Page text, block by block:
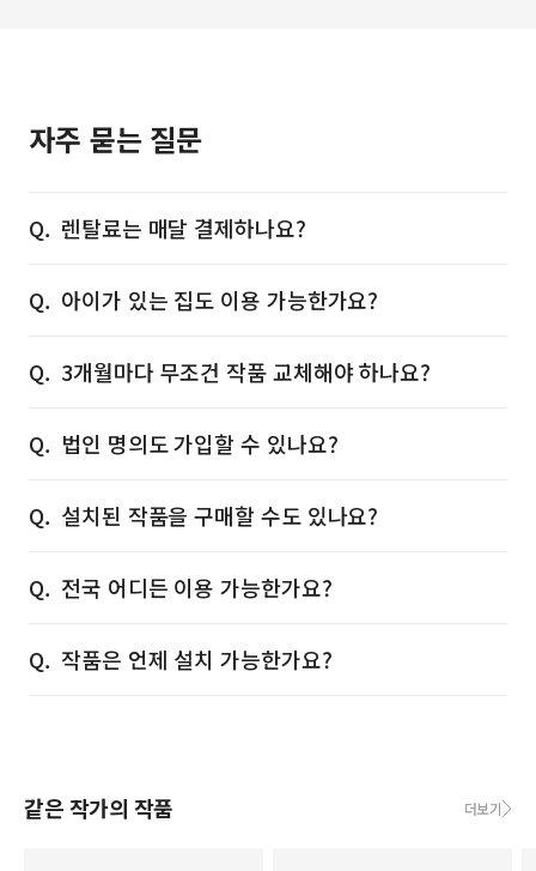
자주 묻는 질문
렌탈료는 매달 결제하나요?
아이가 있는 집도 이용 가능한가요?
3개월마다 무조건 작품 교체해야 하나요?
법인 명의도 가입할 수 있나요?
설치된 작품을 구매할 수도 있나요?
전국 어디든 이용 가능한가요?
작품은 언제 설치 가능한가요?
같은 작가의 작품 더보기